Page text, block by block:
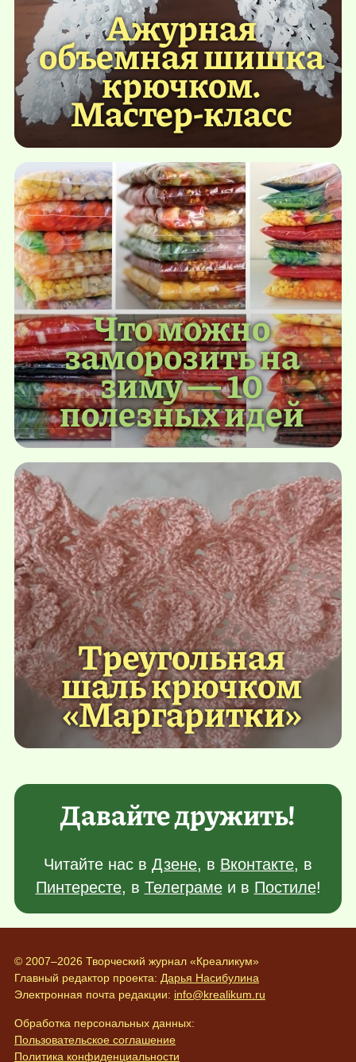
Ажурная
объемная шишка
крючком.
Мастер-класс
Что можно
заморозить на
зиму — 10
полезных идей
Треугольная
шаль крючком
«Маргаритки»
Давайте дружить!
Читайте нас в Дзене, в Вконтакте, в
Пинтересте, в Телеграмеи в Постиле!
© 2007–2026 Творческий журнал «Креаликум»
Главный редактор проекта: Дарья Насибулина
Электронная почта редакции: info@krealikum.ru
Обработка персональных данных:
Пользовательское соглашение
Политика конфиденциальности